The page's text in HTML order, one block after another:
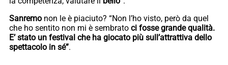
Sanremo non le è piaciuto? “Non l’ho visto, però da quel
che ho sentito non mi è sembrato ci fosse grande qualità.
E’ stato un festival che ha giocato più sull’attrattiva dello
spettacolo in sé”.